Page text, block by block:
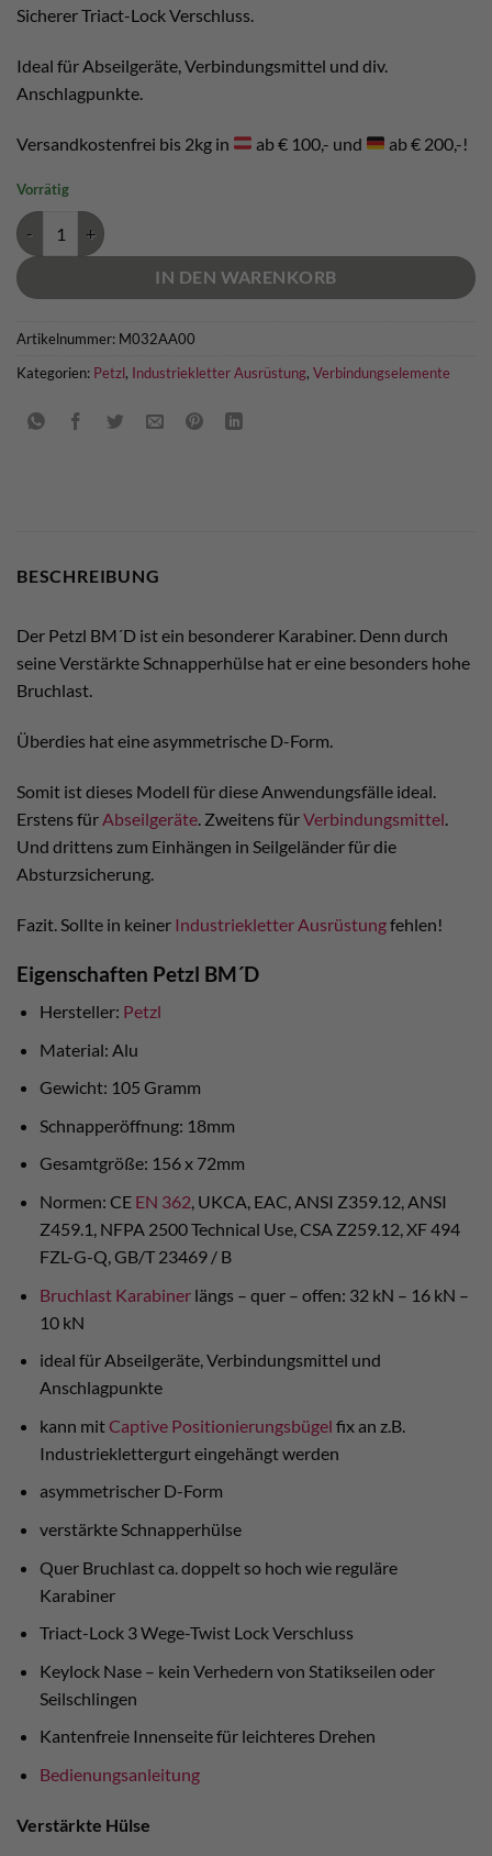
Sicherer Triact-Lock Verschluss.
Ideal für Abseilgeräte, Verbindungsmittel und div.
Anschlagpunkte.
Versandkostenfrei bis 2kg in ab € 100,- und ab € 200,-!
Vorrätig
Petzl BM´D Karabiner mit hoher Bruchlast Menge
IN DEN WARENKORB
Artikelnummer: M032AA00
Kategorien: Petzl, Industriekletter Ausrüstung, Verbindungselemente
BESCHREIBUNG
Der Petzl BM´D ist ein besonderer Karabiner. Denn durch
seine Verstärkte Schnapperhülse hat er eine besonders hohe
Bruchlast.
Überdies hat eine asymmetrische D-Form.
Somit ist dieses Modell für diese Anwendungsfälle ideal.
Erstens fürAbseilgeräte. Zweitens fürVerbindungsmittel.
Und drittens zum Einhängen in Seilgeländer für die
Absturzsicherung.
Fazit. Sollte in keiner Industriekletter Ausrüstungfehlen!
Eigenschaften Petzl BM´D
Hersteller: Petzl
Material: Alu
Gewicht: 105 Gramm
Schnapperöffnung: 18mm
Gesamtgröße: 156 x 72mm
Normen: CE EN 362, UKCA, EAC, ANSI Z359.12, ANSI
Z459.1, NFPA 2500 Technical Use, CSA Z259.12, XF 494
FZL-G-Q, GB/T 23469 / B
Bruchlast Karabinerlängs – quer – offen: 32 kN – 16 kN –
10 kN
ideal für Abseilgeräte, Verbindungsmittel und
Anschlagpunkte
kann mitCaptive Positionierungsbügel fix an z.B.
Industrieklettergurt eingehängt werden
asymmetrischer D-Form
verstärkte Schnapperhülse
Quer Bruchlast ca. doppelt so hoch wie reguläre
Karabiner
Triact-Lock 3 Wege-Twist Lock Verschluss
Keylock Nase – kein Verhedern von Statikseilen oder
Seilschlingen
Kantenfreie Innenseite für leichteres Drehen
Bedienungsanleitung
Verstärkte Hülse